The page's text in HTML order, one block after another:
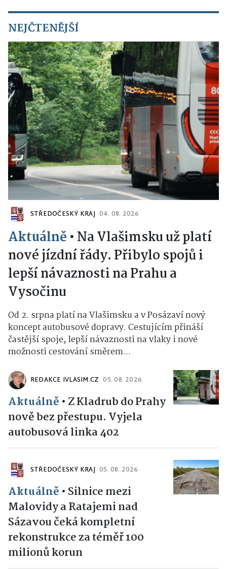
NEJČTENĚJŠÍ
STŘEDOČESKÝ KRAJ 04. 08. 2026
Aktuálně • Na Vlašimsku už platí
nové jízdní řády. Přibylo spojů i
lepší návaznosti na Prahu a
Vysočinu
Od 2. srpna platí na Vlašimsku a v Posázaví nový
koncept autobusové dopravy. Cestujícím přináší
častější spoje, lepší návaznosti na vlaky i nové
možnosti cestování směrem...
REDAKCE IVLASIM.CZ 05. 08. 2026
Aktuálně • Z Kladrub do Prahy
nově bez přestupu. Vyjela
autobusová linka 402
STŘEDOČESKÝ KRAJ 05. 08. 2026
Aktuálně • Silnice mezi
Malovidy a Ratajemi nad
Sázavou čeká kompletní
rekonstrukce za téměř 100
milionů korun